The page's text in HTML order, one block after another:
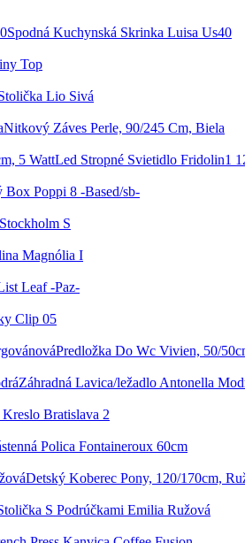
Spodná Kuchynská Skrinka Luisa Us40
Top
Lio Sivá
Nitkový Záves Perle, 90/245 Cm, Biela
Led Stropné Svietidlo Fridolin1
Box Poppi 8 -Based/sb-
S
Magnólia I
Leaf -Paz-
Clip 05
Predložka Do Wc Vivien, 50/
Záhradná Lavica/ležadlo Antonella
Kreslo Bratislava 2
Polica Fontaineroux 60cm
Detský Koberec Pony, 120/170cm,
S Podrúčkami Emilia Ružová